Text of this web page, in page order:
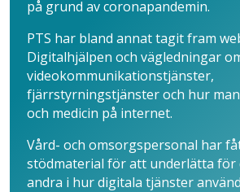
på grund av coronapandemin.
PTS har bland annat tagit fram
Digitalhjälpen och vägledningar
videokommunikationstjänster,
fjärrstyrningstjänster och hur
och medicin på internet.
Vård- och omsorgspersonal har
stödmaterial för att underlätta för
andra i hur digitala tjänster